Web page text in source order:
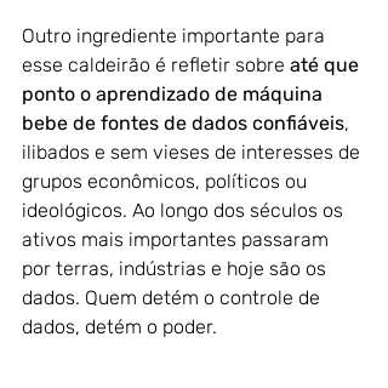
Outro ingrediente importante para
esse caldeirão é refletir sobre até que
ponto o aprendizado de máquina
bebe de fontes de dados confiáveis,
ilibados e sem vieses de interesses de
grupos econômicos, políticos ou
ideológicos. Ao longo dos séculos os
ativos mais importantes passaram
por terras, indústrias e hoje são os
dados. Quem detém o controle de
dados, detém o poder.